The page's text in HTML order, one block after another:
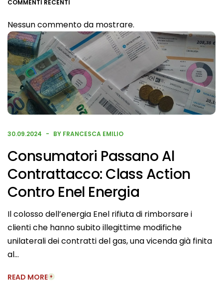
30.09.2024 BY FRANCESCA EMILIO
Consumatori Passano Al
Contrattacco: Class Action
Contro Enel Energia
Il colosso dell’energia Enel rifiuta di rimborsare i
clienti che hanno subito illegittime modifiche
unilaterali dei contratti del gas, una vicenda già finita
al…
READ MORE
COMMENTI RECENTI
Nessun commento da mostrare.